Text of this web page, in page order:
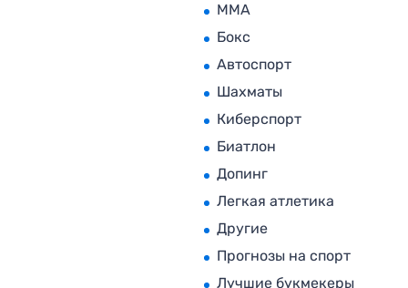
MMA
Бокс
Автоспорт
Шахматы
Киберспорт
Биатлон
Допинг
Легкая атлетика
Другие
Прогнозы на спорт
Лучшие букмекеры